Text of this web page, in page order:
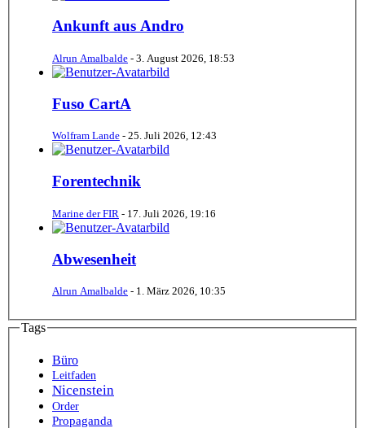
Ankunft aus Andro
Alrun Amalbalde - 3. August 2026, 18:53
Fuso CartA
Wolfram Lande - 25. Juli 2026, 12:43
Forentechnik
Marine der FIR - 17. Juli 2026, 19:16
Abwesenheit
Alrun Amalbalde - 1. März 2026, 10:35
Tags
Büro
Leitfaden
Nicenstein
Order
Propaganda